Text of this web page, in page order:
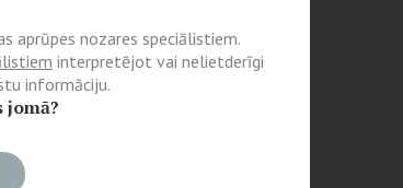
aprūpes nozares speciālistiem.
interpretējot vai nelietderīgi
informāciju.
jomā?